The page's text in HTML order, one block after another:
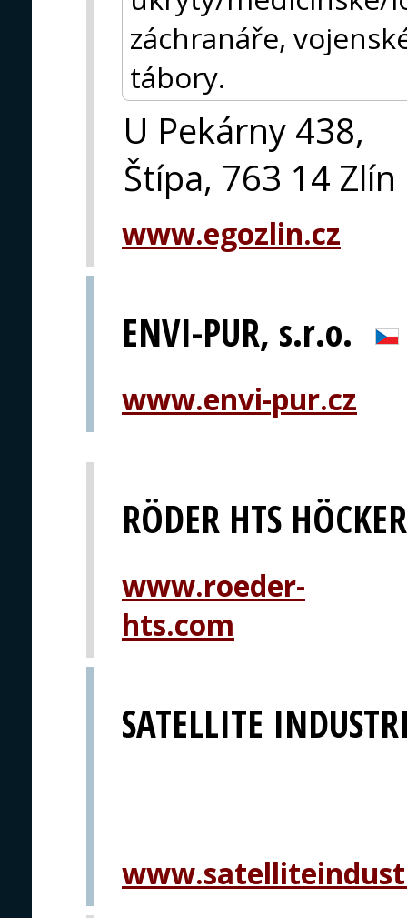
záchranáře,
tábory.
U Pekárny 438,
Štípa, 763 14 Zlín
www.egozlin.cz
ENVI-PUR, s.r.o.
www.envi-pur.cz
RÖDER HTS
www.roeder-
hts.com
SATELLITE